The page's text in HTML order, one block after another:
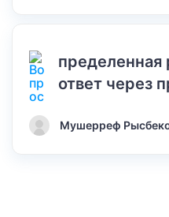
пределенная
ответ через
Мушерреф